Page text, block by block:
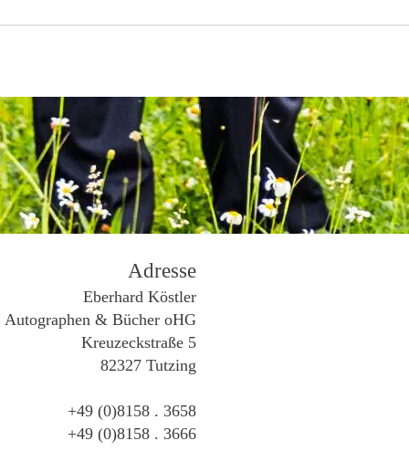
Adresse
Eberhard Köstler
Autographen & Bücher oHG
Kreuzeckstraße 5
82327 Tutzing
+49 (0)8158 . 3658
+49 (0)8158 . 3666